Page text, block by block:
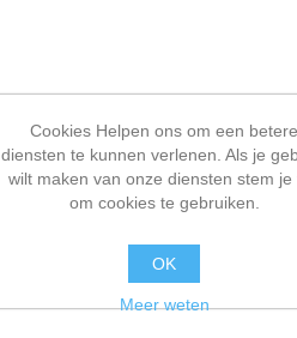
Cookies Helpen ons om een betere
diensten te kunnen verlenen. Als je
wilt maken van onze diensten stem je
om cookies te gebruiken.
OK
Meer weten